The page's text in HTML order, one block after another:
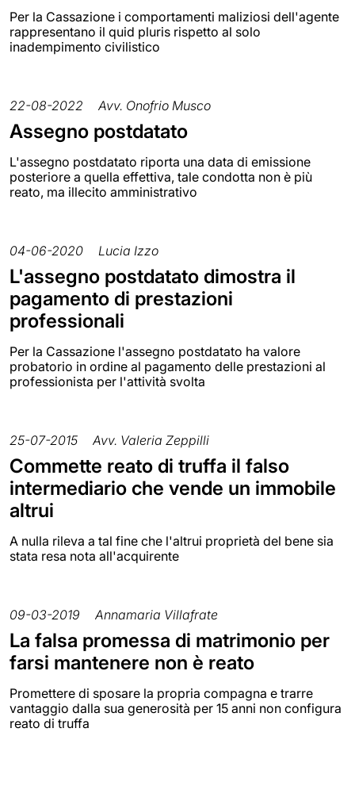
Per la Cassazione i comportamenti maliziosi dell'agente
rappresentano il quid pluris rispetto al solo
inadempimento civilistico
22-08-2022 Avv. Onofrio Musco
Assegno postdatato
L'assegno postdatato riporta una data di emissione
posteriore a quella effettiva, tale condotta non è più
reato, ma illecito amministrativo
04-06-2020 Lucia Izzo
L'assegno postdatato dimostra il
pagamento di prestazioni
professionali
Per la Cassazione l'assegno postdatato ha valore
probatorio in ordine al pagamento delle prestazioni al
professionista per l'attività svolta
25-07-2015 Avv. Valeria Zeppilli
Commette reato di truffa il falso
intermediario che vende un immobile
altrui
A nulla rileva a tal fine che l'altrui proprietà del bene sia
stata resa nota all'acquirente
09-03-2019 Annamaria Villafrate
La falsa promessa di matrimonio per
farsi mantenere non è reato
Promettere di sposare la propria compagna e trarre
vantaggio dalla sua generosità per 15 anni non configura
reato di truffa